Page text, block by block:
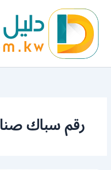
المحتوى
رقم سباك